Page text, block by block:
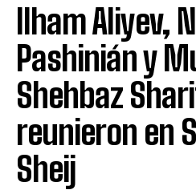
Ilham Aliyev,
Pashinián y
Shehbaz
reunieron en
Sheij